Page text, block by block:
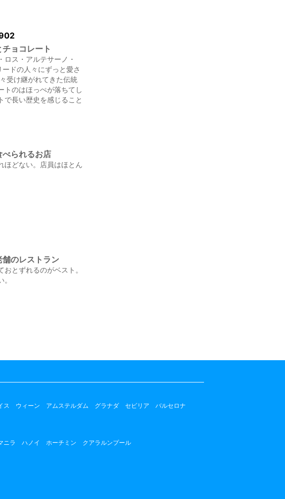
ョコレート
ス・アルテサーノ・
ドの人々にずっと愛さ
受け継がれてきた伝統
トのはほっぺが落ちてし
で長い歴史を感じること
られるお店
ほどない。店員はほとん
舗のレストラン
とずれるのがベスト。
ス ウィーン アムステルダム グラナダ セビリア
バルセロナ
ニラ ハノイ ホーチミン クアラルンプール